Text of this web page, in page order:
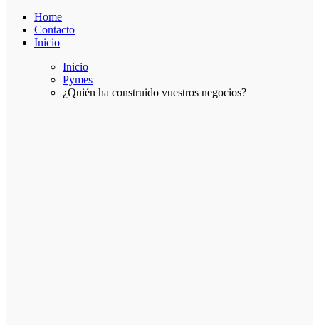
Home
Contacto
Inicio
Inicio
Pymes
¿Quién ha construido vuestros negocios?